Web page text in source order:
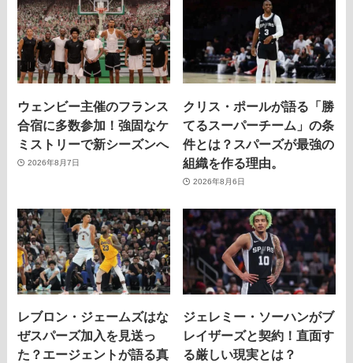
ウェンビー主催のフランス
合宿に多数参加！強固なケ
ミストリーで新シーズンへ
2026年8月7日
クリス・ポールが語る「勝
てるスーパーチーム」の条
件とは？スパーズが最強の
組織を作る理由。
2026年8月6日
レブロン・ジェームズはな
ぜスパーズ加入を見送っ
た？エージェントが語る真
ジェレミー・ソーハンがブ
レイザーズと契約！直面す
る厳しい現実とは？